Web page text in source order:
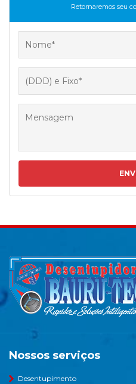
Retornaremos seu
Nossos serviços
Desentupimento